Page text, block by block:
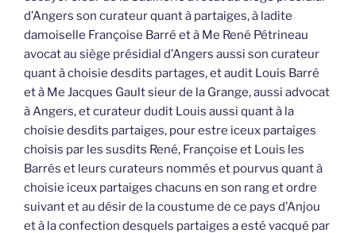
d’Angers son curateur quant à partaiges, à ladite
damoiselle Françoise Barré et à Me René Pétrineau
avocat au siège présidial d’Angers aussi son curateur
quant à choisie desdits partages, et audit Louis Barré
et à Me Jacques Gault sieur de la Grange, aussi advocat
à Angers, et curateur dudit Louis aussi quant à la
choisie desdits partaiges, pour estre iceux partaiges
choisis par les susdits René, Françoise et Louis les
Barrés et leurs curateurs nommés et pourvus quant à
choisie iceux partaiges chacuns en son rang et ordre
suivant et au désir de la coustume de ce pays d’Anjou
et à la confection desquels partaiges a esté vacqué par